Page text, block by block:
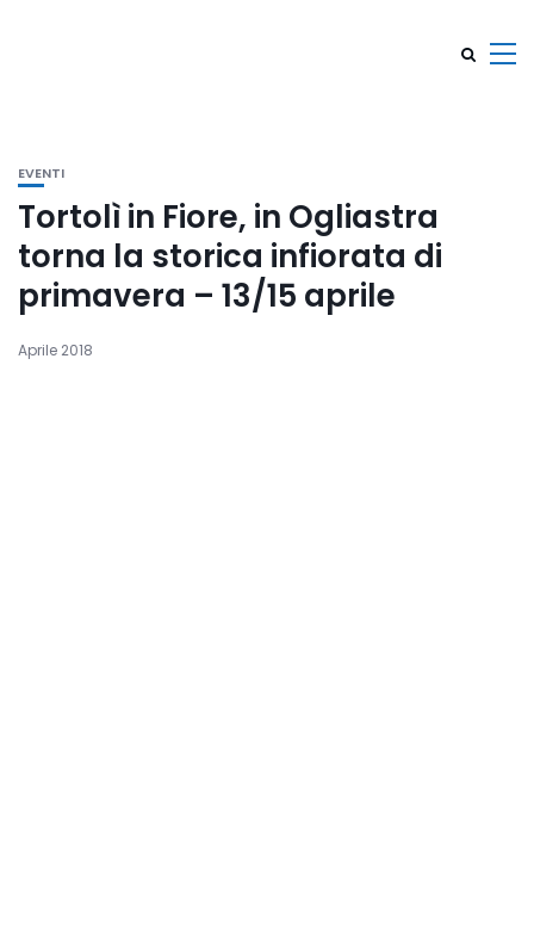
EVENTI
Tortolì in Fiore, in Ogliastra
torna la storica infiorata di
primavera – 13/15 aprile
Aprile 2018